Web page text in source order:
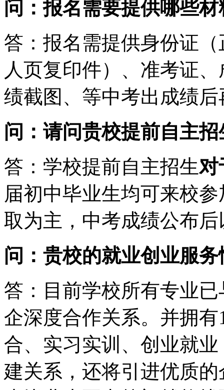
问：报名需要提供哪些材
答：报名需提供身份证
人页复印件）、准考证
绩截图、等中考出成绩
问：请问贵校提前自主
答：学校提前自主招生对
届初中毕业生均可来校
取为主，中考成绩公布
问：贵校的就业创业服
答：目前学校所有专业已
企深度合作关系。并拥
合、实习实训、创业就
建关系，还将引进优质